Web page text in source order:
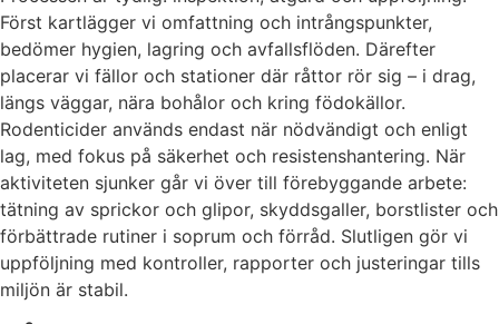
Först kartlägger vi omfattning och intrångspunkter,
bedömer hygien, lagring och avfallsflöden. Därefter
placerar vi fällor och stationer där råttor rör sig – i drag,
längs väggar, nära bohålor och kring födokällor.
Rodenticider används endast när nödvändigt och enligt
lag, med fokus på säkerhet och resistenshantering. När
aktiviteten sjunker går vi över till förebyggande arbete:
tätning av sprickor och glipor, skyddsgaller, borstlister och
förbättrade rutiner i soprum och förråd. Slutligen gör vi
uppföljning med kontroller, rapporter och justeringar tills
miljön är stabil.